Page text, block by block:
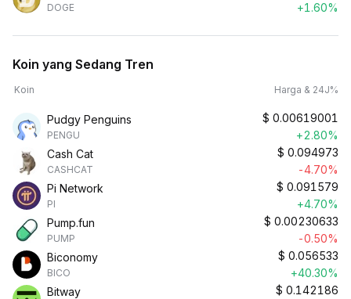
DOGE
+1.60%
Koin yang Sedang Tren
Koin Harga & 24J%
Pudgy Penguins
PENGU
$ 0.00619001
+2.80%
Cash Cat
CASHCAT
$ 0.094973
-4.70%
Pi Network
PI
$ 0.091579
+4.70%
Pump.fun
PUMP
$ 0.00230633
-0.50%
Biconomy
BICO
$ 0.056533
+40.30%
Bitway
$ 0.142186